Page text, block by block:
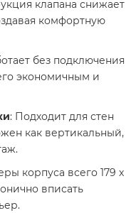
клапана снижает
комфортную
без подключения
экономичным и
: Подходит для стен
как вертикальный,
корпуса всего 179 х
вписать